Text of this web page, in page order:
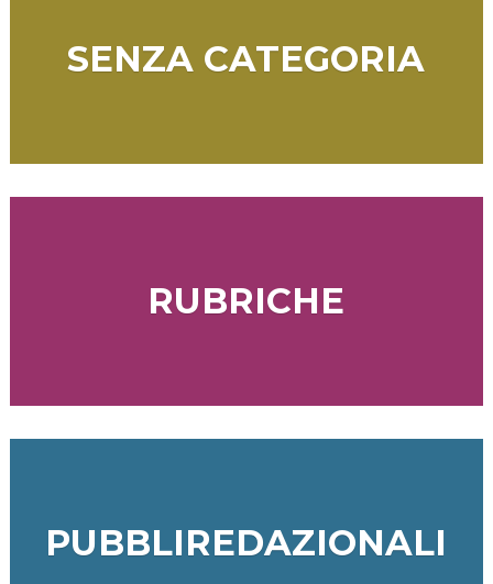
SENZA CATEGORIA
RUBRICHE
PUBBLIREDAZIONALI